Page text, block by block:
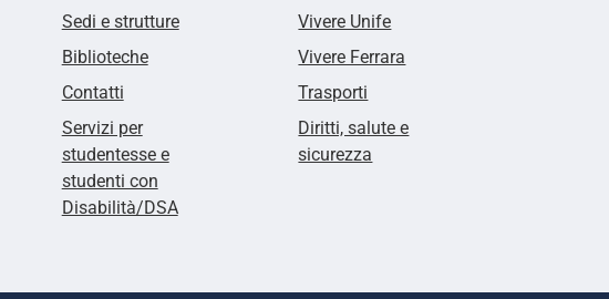
Sedi e strutture
Biblioteche
Contatti
Servizi per
studentesse e
studenti con
Disabilità/DSA
Vivere Unife
Vivere Ferrara
Trasporti
Diritti, salute e
sicurezza